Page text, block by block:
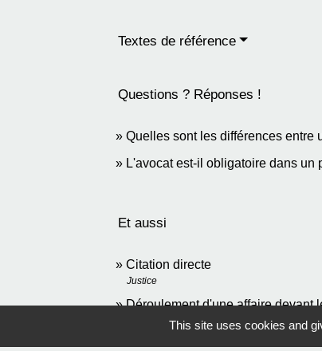
Textes de référence
Questions ? Réponses !
Quelles sont les différences entre
L'avocat est-il obligatoire dans un
Et aussi
Citation directe
Justice
Déroulement d'une affaire devant
This site uses cookies and